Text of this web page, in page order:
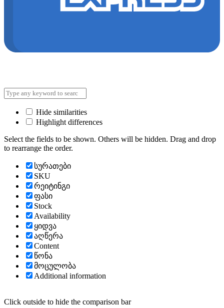
Hide similarities
Highlight differences
Select the fields to be shown. Others will be hidden. Drag and drop
to rearrange the order.
სურათები
SKU
რეიტინგი
ფასი
Stock
Availability
ყიდვა
აღწერა
Content
წონა
მოცულობა
Additional information
Click outside to hide the comparison bar